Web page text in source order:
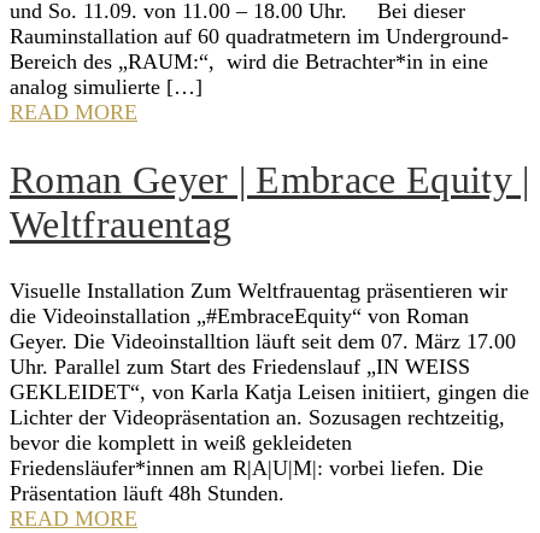
und So. 11.09. von 11.00 – 18.00 Uhr. Bei dieser
Rauminstallation auf 60 quadratmetern im Underground-
Bereich des „RAUM:“, wird die Betrachter*in in eine
analog simulierte […]
READ MORE
Roman Geyer | Embrace Equity |
Weltfrauentag
Visuelle Installation Zum Weltfrauentag präsentieren wir
die Videoinstallation „#EmbraceEquity“ von Roman
Geyer. Die Videoinstalltion läuft seit dem 07. März 17.00
Uhr. Parallel zum Start des Friedenslauf „IN WEISS
GEKLEIDET“, von Karla Katja Leisen initiiert, gingen die
Lichter der Videopräsentation an. Sozusagen rechtzeitig,
bevor die komplett in weiß gekleideten
Friedensläufer*innen am R|A|U|M|: vorbei liefen. Die
Präsentation läuft 48h Stunden.
READ MORE